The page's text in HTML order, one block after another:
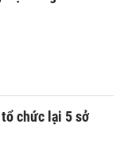
chức lại 5 sở